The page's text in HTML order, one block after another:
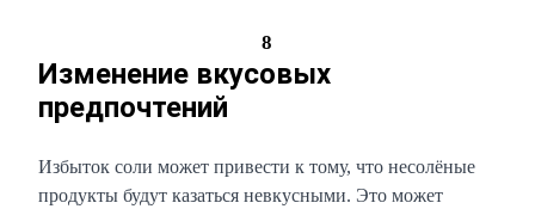
8
Изменение вкусовых
предпочтений
Избыток соли может привести к тому, что несолёные
продукты будут казаться невкусными. Это может